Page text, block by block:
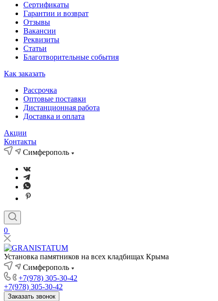
Сертификаты
Гарантии и возврат
Отзывы
Вакансии
Реквизиты
Статьи
Благотворительные события
Как заказать
Рассрочка
Оптовые поставки
Дистанционная работа
Доставка и оплата
Акции
Контакты
Симферополь
0
Установка памятников на всех кладбищах Крыма
Симферополь
+7(978) 305-30-42
+7(978) 305-30-42
Заказать звонок